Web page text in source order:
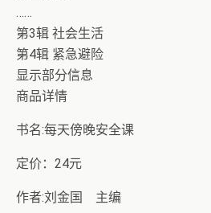
……
第3辑 社会生活
第4辑 紧急避险
显示部分信息
商品详情
书名:每天傍晚安全课
定价：24元
作者:刘金国 主编